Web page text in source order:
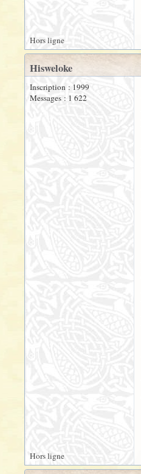
Hors ligne
Hisweloke
Inscription : 1999
Messages : 1 622
Hors ligne